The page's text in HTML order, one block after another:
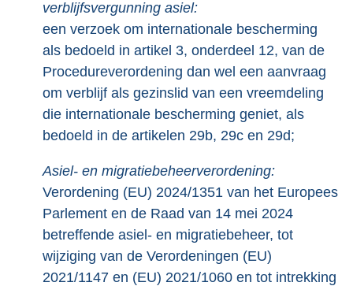
verblijfsvergunning asiel:
een verzoek om internationale bescherming
als bedoeld in artikel 3, onderdeel 12, van de
Procedureverordening dan wel een aanvraag
om verblijf als gezinslid van een vreemdeling
die internationale bescherming geniet, als
bedoeld in de artikelen 29b, 29c en 29d;
Asiel- en migratiebeheerverordening:
Verordening (EU) 2024/1351 van het Europees
Parlement en de Raad van 14 mei 2024
betreffende asiel- en migratiebeheer, tot
wijziging van de Verordeningen (EU)
2021/1147 en (EU) 2021/1060 en tot intrekking